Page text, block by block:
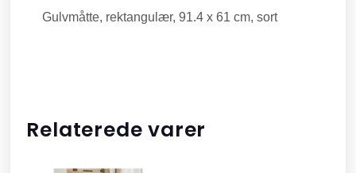
Gulvmåtte, rektangulær, 91.4 x 61 cm, sort
Relaterede varer